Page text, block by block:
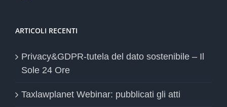
ARTICOLI RECENTI
Privacy&GDPR-tutela del dato sostenibile – Il
Sole 24 Ore
Taxlawplanet Webinar: pubblicati gli atti